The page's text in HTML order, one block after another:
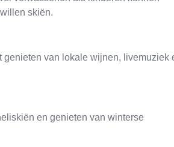
skiën.
genieten van lokale wijnen, livemuziek
en genieten van winterse